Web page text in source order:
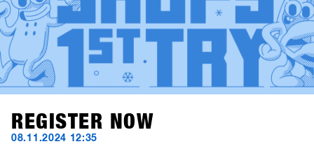
REGISTER NOW
08.11.2024 12:35